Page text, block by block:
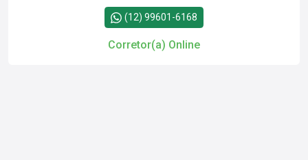
(12) 99601-6168
Corretor(a) Online